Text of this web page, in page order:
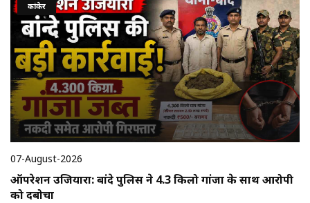
कांकेर
07-August-2026
ऑपरेशन उजियारा: बांदे पुलिस ने 4.3 किलो गांजा के साथ आरोपी
को दबोचा